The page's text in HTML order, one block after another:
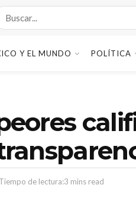
Y EL MUNDO POLÍTICA
Tiempo de lectura:3 mins read